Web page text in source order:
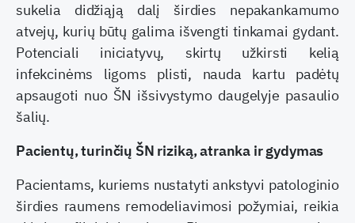
sukelia didžiąją dalį širdies nepakankamumo
atvejų, kurių būtų galima išvengti tinkamai gydant.
Potenciali iniciatyvų, skirtų užkirsti kelią
infekcinėms ligoms plisti, nauda kartu padėtų
apsaugoti nuo ŠN išsivystymo daugelyje pasaulio
šalių.
Pacientų, turinčių ŠN riziką, atranka ir gydymas
Pacientams, kuriems nustatyti ankstyvi patologinio
širdies raumens remodeliavimosi požymiai, reikia